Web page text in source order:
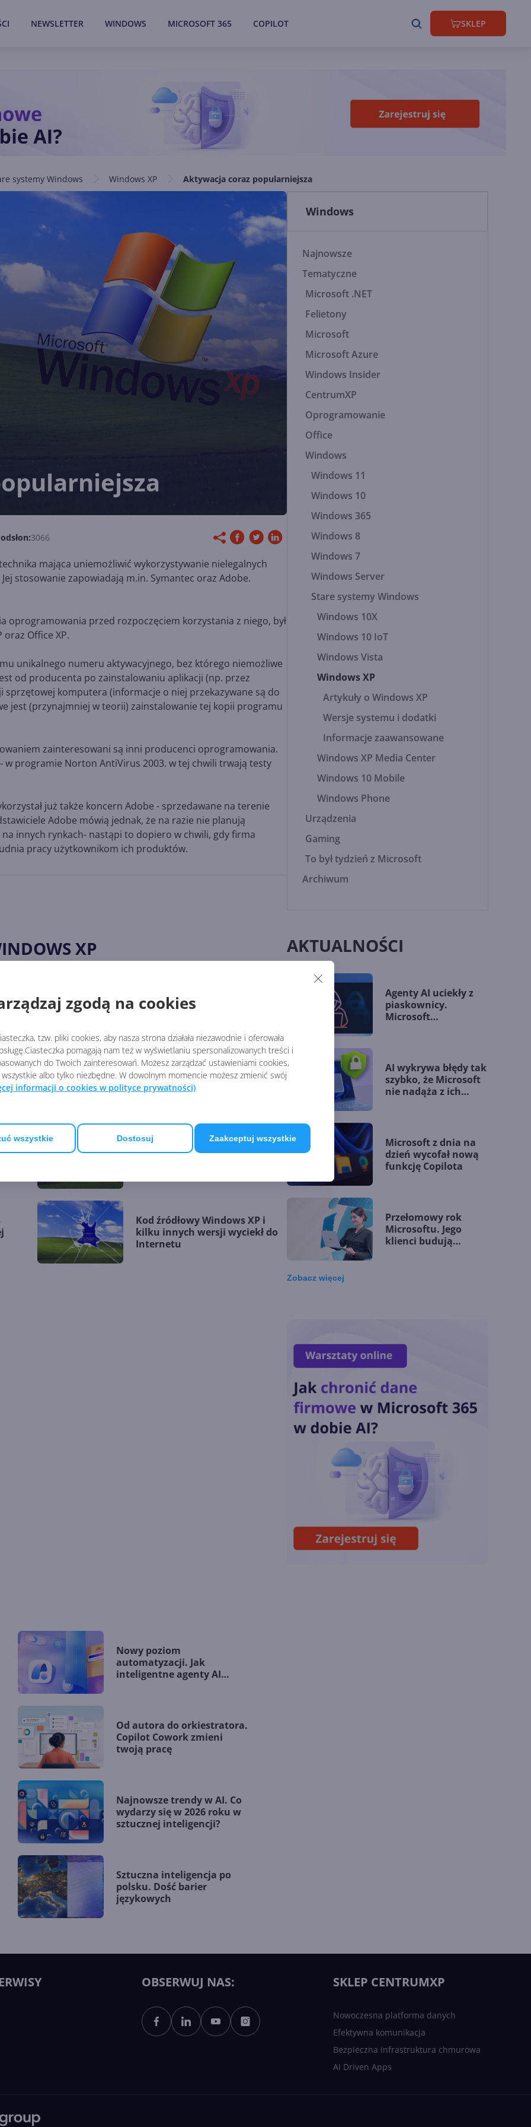
zgodą na cookies
tzw. pliki cookies, aby nasza strona działała niezawodnie i oferowała
pomagają nam też w wyświetlaniu spersonalizowanych treści i
do Twoich zainteresowań. Możesz zarządzać ustawieniami cookies,
albo tylko niezbędne. W dowolnym momencie możesz zmienić swój
informacji o cookies w polityce prywatności)
wszystkie Dostosuj Zaakceptuj wszystkie
NEWSLETTER WINDOWS MICROSOFT 365 COPILOT SKLEP
systemy Windows Windows XP Aktywacja coraz popularniejsza
3066
mająca uniemożliwić wykorzystywanie nielegalnych
stosowanie zapowiadają m.in. Symantec oraz Adobe.
oprogramowania przed rozpoczęciem korzystania z niego, był
Office XP.
unikalnego numeru aktywacyjnego, bez którego niemożliwe
od producenta po zainstalowaniu aplikacji (np. przez
komputera (informacje o niej przekazywane są do
jest (przynajmniej w teorii) zainstalowanie tej kopii programu
zainteresowani są inni producenci oprogramowania.
w programie Norton AntiVirus 2003. w tej chwili trwają testy
już także koncern Adobe - sprzedawane na terenie
Adobe mówią jednak, że na razie nie planują
innych rynkach- nastąpi to dopiero w chwili, gdy firma
pracy użytkownikom ich produktów.
XP
Windows XP 2024 Edition -
Windows Update Restored, czyli
zaktualizuj swojego złoma!
Windows XP kończy dzisiaj 20
Kod źródłowy Windows XP i
kilku innych wersji wyciekł do
Internetu
Windows
Najnowsze
Tematyczne
Microsoft .NET
Felietony
Microsoft
Microsoft Azure
Windows Insider
CentrumXP
Oprogramowanie
Office
Windows
Windows 11
Windows 10
Windows 365
Windows 8
Windows 7
Windows Server
Stare systemy Windows
Windows 10X
Windows 10 IoT
Windows Vista
Windows XP
Artykuły o Windows XP
Wersje systemu i dodatki
Informacje zaawansowane
Windows XP Media Center
Windows 10 Mobile
Windows Phone
Urządzenia
Gaming
To był tydzień z Microsoft
Archiwum
AKTUALNOŚCI
Agenty AI uciekły z
piaskownicy.
Microsoft
AI wykrywa błędy tak
szybko, że Microsoft
nie nadąża z ich
Microsoft z dnia na
dzień wycofał nową
funkcję Copilota
Przełomowy rok
Microsoftu. Jego
klienci budują
OpenAI zapowiada
model Astra.
Rozwiązał 10 starych
problemów
matematycznych
w Microsoft Teams.
Zmiany z lipca 2026 r.
Lista zmian w
Microsoft 365 Copilot.
Podsumowanie lipca
2026
Zobaczwięcej
Nowy poziom
automatyzacji. Jak
inteligentne agenty AI
Od autora do orkiestratora.
Copilot Cowork zmieni
twoją pracę
Najnowsze trendy w AI. Co
wydarzy się w 2026 roku w
sztucznej inteligencji?
Sztuczna inteligencja po
polsku. Dość barier
językowych
OBSERWUJ NAS: SKLEP CENTRUMXP
Nowoczesna platforma danych
Efektywna komunikacja
Bezpieczna infrastruktura chmurowa
AI Driven Apps